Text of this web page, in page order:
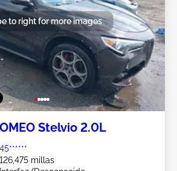
to right for more images
Stelvio 2.0L
45******
126,475 millas